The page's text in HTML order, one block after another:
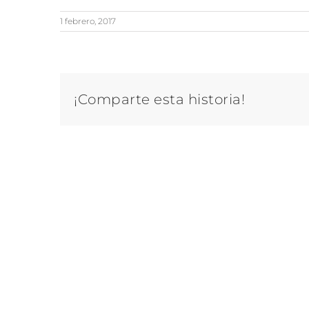
1 febrero, 2017
¡Comparte esta historia!